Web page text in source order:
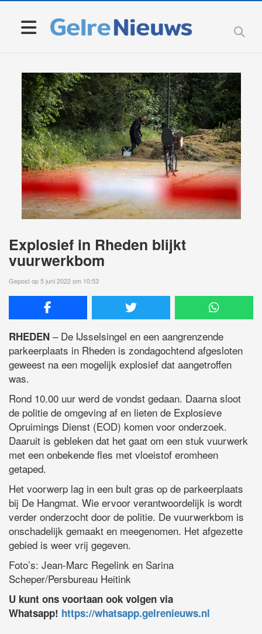
Explosief in Rheden blijkt
vuurwerkbom
Gepost op 5 juni 2022 om 10:53
RHEDEN – De IJsselsingel en een aangrenzende
parkeerplaats in Rheden is zondagochtend afgesloten
geweest na een mogelijk explosief dat aangetroffen
was.
Rond 10.00 uur werd de vondst gedaan. Daarna sloot
de politie de omgeving af en lieten de Explosieve
Opruimings Dienst (EOD) komen voor onderzoek.
Daaruit is gebleken dat het gaat om een stuk vuurwerk
met een onbekende fles met vloeistof eromheen
getaped.
Het voorwerp lag in een bult gras op de parkeerplaats
bij De Hangmat. Wie ervoor verantwoordelijk is wordt
verder onderzocht door de politie. De vuurwerkbom is
onschadelijk gemaakt en meegenomen. Het afgezette
gebied is weer vrij gegeven.
Foto’s: Jean-Marc Regelink en Sarina
Scheper/Persbureau Heitink
U kunt ons voortaan ook volgen via
Whatsapp! https://whatsapp.gelrenieuws.nl